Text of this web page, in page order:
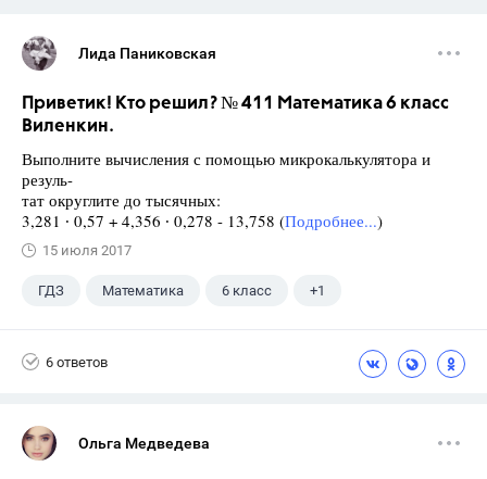
Лида Паниковская
Приветик! Кто решил? № 411 Математика 6 класс
Виленкин.
Выполните вычисления с помощью микрокалькулятора и
резуль-
тат округлите до тысячных:
3,281 ∙ 0,57 + 4,356 ∙ 0,278 - 13,758 (Подробнее...)
15 июля 2017
ГДЗ Математика 6 класс +1
6 ответов
Ольга Медведева